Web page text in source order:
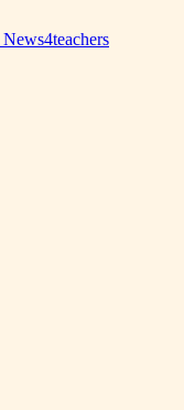
News4teachers